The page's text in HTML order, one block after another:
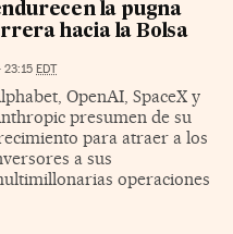
la pugna
hacia la Bolsa
23:15 EDT
OpenAI, SpaceX y
presumen de su
para atraer a los
a sus
operaciones